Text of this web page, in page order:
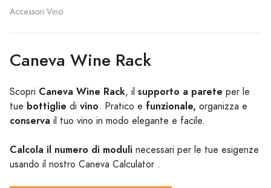
Accessori Vino
Caneva Wine Rack
Scopri Caneva Wine Rack, il supporto a parete per le
tue bottiglie di vino. Pratico e funzionale, organizza e
conserva il tuo vino in modo elegante e facile.
Calcola il numero di moduli necessari per le tue esigenze
usando il nostro Caneva Calculator .